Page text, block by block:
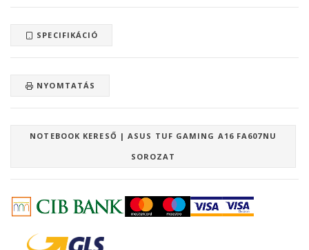
SPECIFIKÁCIÓ
NYOMTATÁS
NOTEBOOK KERESŐ | ASUS TUF GAMING A16 FA607NU
SOROZAT